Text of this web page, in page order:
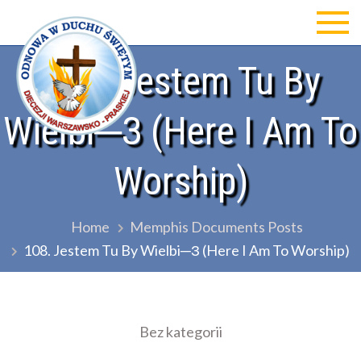
contentOdnowa w Duchu św Diecezji
Warszawsko-Praskiej
108. Jestem Tu By
Wielbi─З (Here I Am To
Worship)
Home
Memphis Documents Posts
108. Jestem Tu By Wielbi─З (Here I Am To Worship)
Bez kategorii